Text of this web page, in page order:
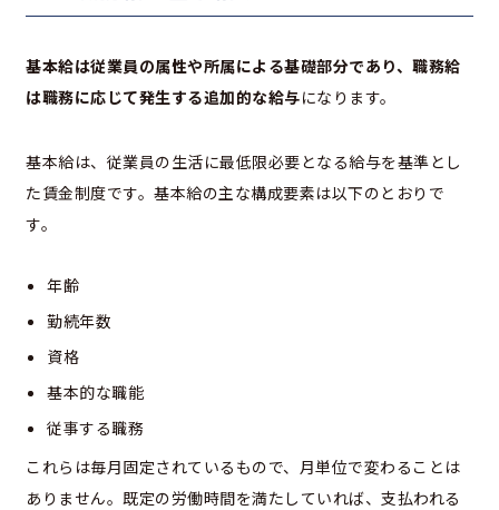
基本給は従業員の属性や所属による基礎部分であり、職務給
は職務に応じて発生する追加的な給与になります。
基本給は、従業員の生活に最低限必要となる給与を基準とし
た賃金制度です。基本給の主な構成要素は以下のとおりで
す。
年齢
勤続年数
資格
基本的な職能
従事する職務
これらは毎月固定されているもので、月単位で変わることは
ありません。既定の労働時間を満たしていれば、支払われる